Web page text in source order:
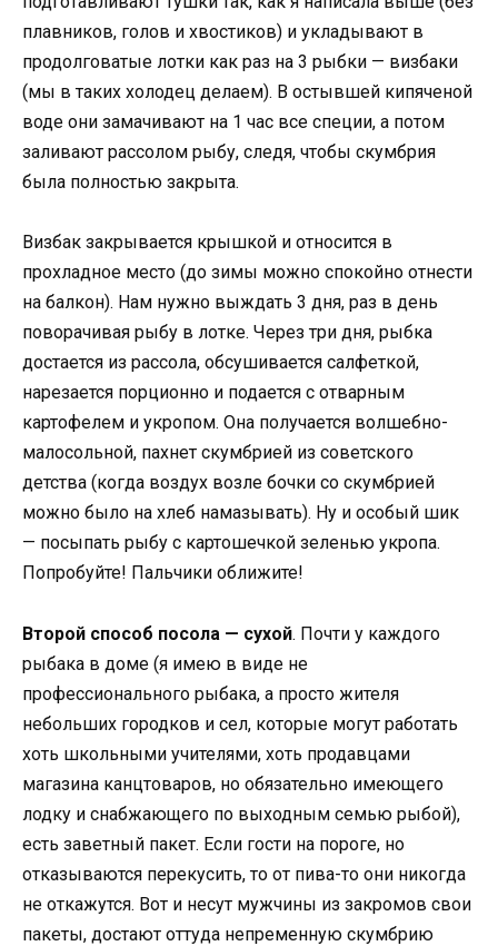
плавников, голов и хвостиков) и укладывают в
продолговатые лотки как раз на 3 рыбки — визбаки
(мы в таких холодец делаем). В остывшей кипяченой
воде они замачивают на 1 час все специи, а потом
заливают рассолом рыбу, следя, чтобы скумбрия
была полностью закрыта.
Визбак закрывается крышкой и относится в
прохладное место (до зимы можно спокойно отнести
на балкон). Нам нужно выждать 3 дня, раз в день
поворачивая рыбу в лотке. Через три дня, рыбка
достается из рассола, обсушивается салфеткой,
нарезается порционно и подается с отварным
картофелем и укропом. Она получается волшебно-
малосольной, пахнет скумбрией из советского
детства (когда воздух возле бочки со скумбрией
можно было на хлеб намазывать). Ну и особый шик
— посыпать рыбу с картошечкой зеленью укропа.
Попробуйте! Пальчики оближите!
Второй способ посола — сухой. Почти у каждого
рыбака в доме (я имею в виде не
профессионального рыбака, а просто жителя
небольших городков и сел, которые могут работать
хоть школьными учителями, хоть продавцами
магазина канцтоваров, но обязательно имеющего
лодку и снабжающего по выходным семью рыбой),
есть заветный пакет. Если гости на пороге, но
отказываются перекусить, то от пива-то они никогда
не откажутся. Вот и несут мужчины из закромов свои
пакеты, достают оттуда непременную скумбрию